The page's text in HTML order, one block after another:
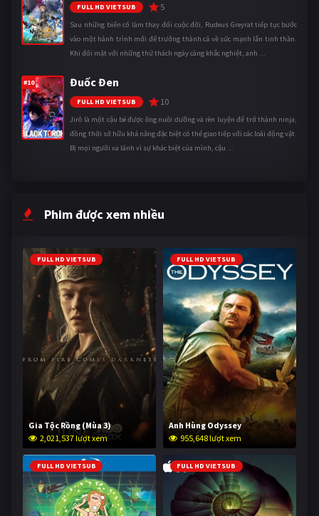
FULL HD VIETSUB 5
Sau những biến cố làm thay đổi cuộc đời, Rudeus Greyrat tiếp tục bước
vào một hành trình mới để trưởng thành cả về sức mạnh lẫn tinh thần.
Khi đối mặt với những thử thách ngày càng khắc nghiệt, anh ...
#10 Đuốc Đen
FULL HD VIETSUB 10
Jirô là một cậu bé được ông nuôi dưỡng và rèn luyện để trở thành ninja,
đồng thời sở hữu khả năng đặc biệt có thể giao tiếp với các loài động vật.
Bị mọi người xa lánh vì sự khác biệt của mình, cậu ...
Phim được xem nhiều
FULL HD VIETSUB
Gia Tộc Rồng (Mùa 3)
2,021,537 lượt xem
FULL HD VIETSUB
Anh Hùng Odyssey
955,648 lượt xem
FULL HD VIETSUB FULL HD VIETSUB